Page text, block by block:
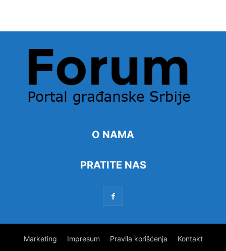
O NAMA
PRATITE NAS
Marketing Impresum Pravila korišćenja Kontakt